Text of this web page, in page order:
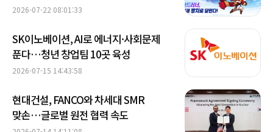
2026-07-22 08:01:33
SK이노베이션, AI로 에너지·사회문제
푼다…청년 창업팀 10곳 육성
2026-07-15 14:43:58
현대건설, FANCO와 차세대 SMR
맞손…글로벌 원전 협력 속도